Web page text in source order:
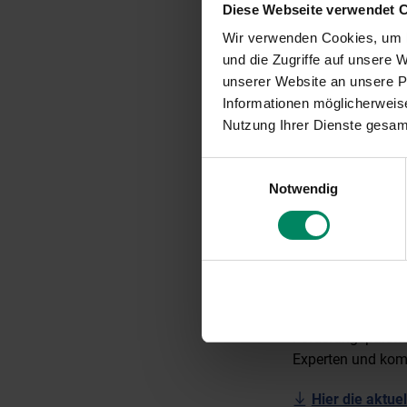
Diese Webseite verwendet
Wir verwenden Cookies,
und die Zugriffe auf unsere
unserer Website an unsere
Informationen
Nutzung Ihrer Dienste
Notwendig
Was erwartet
Ein
stark
Eine
deren Ziel es ist,
und den
Anfang 2023 neu
Geheimnisse
2023 hat die
Highlights und
Experten und
Hier die